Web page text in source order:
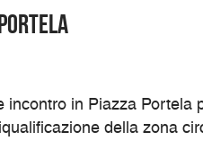
incontro in Piazza Portela
della zona